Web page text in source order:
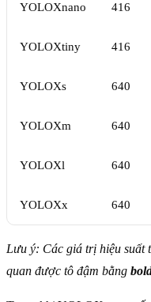
YOLOXnano 416
YOLOXtiny 416
YOLOXs 640
YOLOXm 640
YOLOXl 640
YOLOXx 640
Lưu ý: Các giá trị hiệu suất
quan được tô đậm bằng